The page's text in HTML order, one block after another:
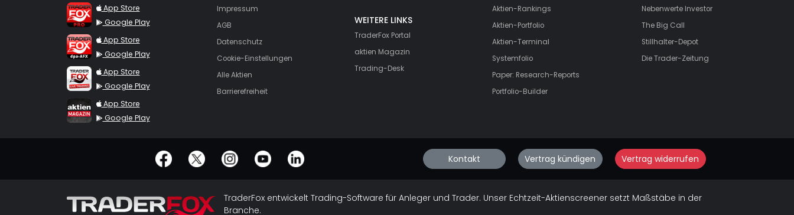
TraderFox Pro
App Store
Google Play
TraderFox dpa-AFX ProFeed
App Store
Google Play
TraderFox Live Trading
App Store
Google Play
TraderFox aktien Magazin
App Store
Google Play
Impressum
AGB
Datenschutz
Cookie-Einstellungen
Alle Aktien
Barrierefreiheit
WEITERE LINKS
TraderFox Portal
aktien Magazin
Trading-Desk
Aktien-Rankings
Aktien-Portfolio
Aktien-Terminal
Systemfolio
Paper: Research-Reports
Portfolio-Builder
Nebenwerte Investor
The Big Call
Stillhalter-Depot
Die Trader-Zeitung
offizielle Social Media-Accounts
Kontakt Vertrag kündigen Vertrag widerrufen
TraderFox entwickelt Trading-Software für Anleger und Trader. Unser Echtzeit-Aktienscreener setzt Maßstäbe in der
Branche.